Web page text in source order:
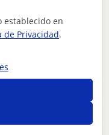
Contactar
establecido en
de Privacidad.